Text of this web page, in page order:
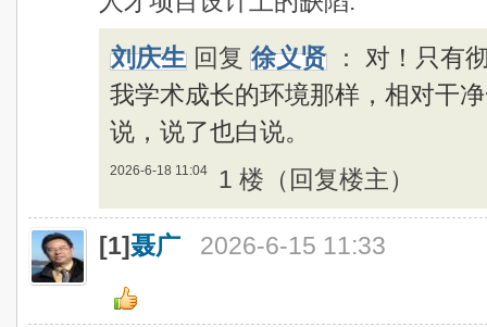
刘庆生 回复 徐义贤 ： 对！只有
我学术成长的环境那样，相对干
说，说了也白说。
2026-6-18 11:04 1 楼（回复楼主）
[1]聂广 2026-6-15 11:33